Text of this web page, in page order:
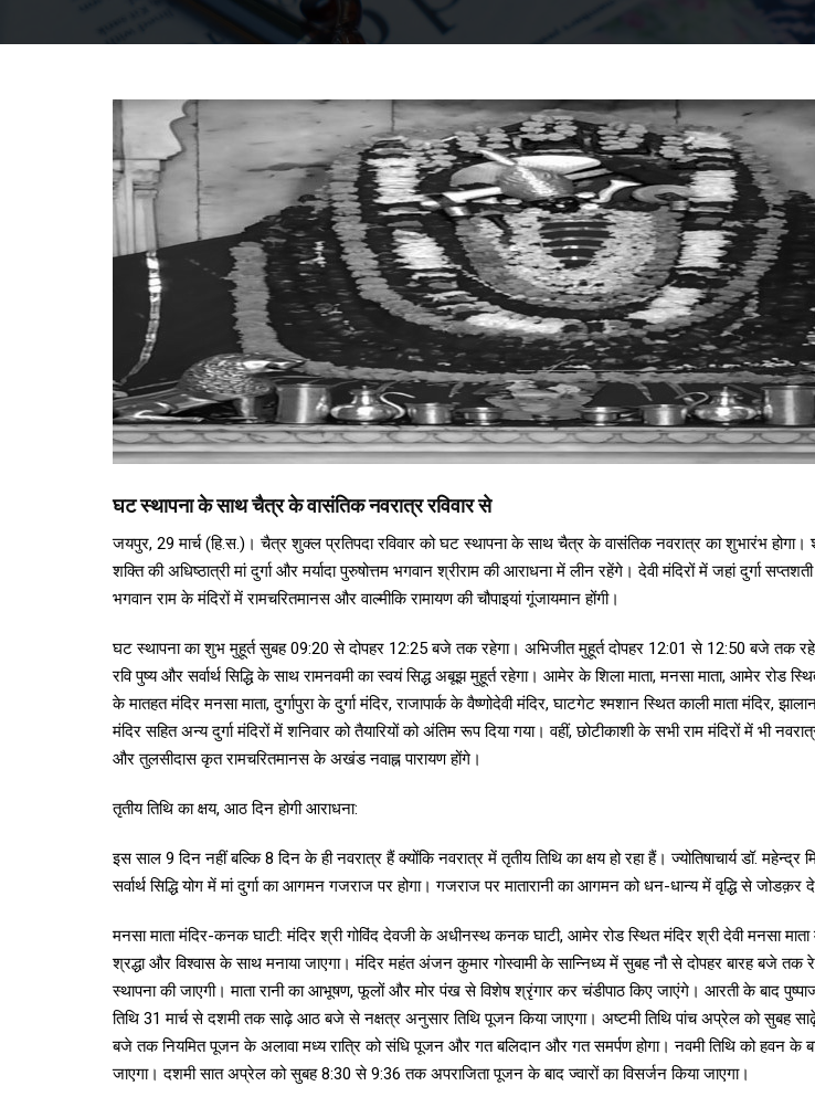
घट स्थापना के साथ चैत्र के वासंतिक नवरात्र रविवार से
जयपुर, 29 मार्च (हि.स.)। चैत्र शुक्ल प्रतिपदा रविवार को घट स्थापना के साथ चैत्र के वासंतिक नवरात्र का शुभारंभ होगा।
शक्ति की अधिष्ठात्री मां दुर्गा और मर्यादा पुरुषोत्तम भगवान श्रीराम की आराधना में लीन रहेंगे। देवी मंदिरों में जहां दुर्गा
भगवान राम के मंदिरों में रामचरितमानस और वाल्मीकि रामायण की चौपाइयां गूंजायमान होंगी।
घट स्थापना का शुभ मुहूर्त सुबह 09:20 से दोपहर 12:25 बजे तक रहेगा। अभिजीत मुहूर्त दोपहर 12:01 से 12:50 बजे तक
रवि पुष्य और सर्वार्थ सिद्धि के साथ रामनवमी का स्वयं सिद्ध अबूझ मुहूर्त रहेगा। आमेर के शिला माता, मनसा माता, आमेर रोड
के मातहत मंदिर मनसा माता, दुर्गापुरा के दुर्गा मंदिर, राजापार्क के वैष्णोदेवी मंदिर, घाटगेट श्मशान स्थित काली माता मंदिर,
मंदिर सहित अन्य दुर्गा मंदिरों में शनिवार को तैयारियों को अंतिम रूप दिया गया। वहीं, छोटीकाशी के सभी राम मंदिरों में भी
और तुलसीदास कृत रामचरितमानस के अखंड नवाह्न पारायण होंगे।
तृतीय तिथि का क्षय, आठ दिन होगी आराधना:
इस साल 9 दिन नहीं बल्कि 8 दिन के ही नवरात्र हैं क्योंकि नवरात्र में तृतीय तिथि का क्षय हो रहा हैं। ज्योतिषाचार्य डॉ. महेन्द्र
सर्वार्थ सिद्धि योग में मां दुर्गा का आगमन गजराज पर होगा। गजराज पर मातारानी का आगमन को धन-धान्य में वृद्धि से जोडक़र
मनसा माता मंदिर-कनक घाटी: मंदिर श्री गोविंद देवजी के अधीनस्थ कनक घाटी, आमेर रोड स्थित मंदिर श्री देवी मनसा माता
श्रद्धा और विश्वास के साथ मनाया जाएगा। मंदिर महंत अंजन कुमार गोस्वामी के सान्निध्य में सुबह नौ से दोपहर बारह बजे तक
स्थापना की जाएगी। माता रानी का आभूषण, फूलों और मोर पंख से विशेष श्रृंगार कर चंडीपाठ किए जाएंगे। आरती के बाद
तिथि 31 मार्च से दशमी तक साढ़े आठ बजे से नक्षत्र अनुसार तिथि पूजन किया जाएगा। अष्टमी तिथि पांच अप्रेल को सुबह
बजे तक नियमित पूजन के अलावा मध्य रात्रि को संधि पूजन और गत बलिदान और गत समर्पण होगा। नवमी तिथि को हवन के
जाएगा। दशमी सात अप्रेल को सुबह 8:30 से 9:36 तक अपराजिता पूजन के बाद ज्वारों का विसर्जन किया जाएगा।